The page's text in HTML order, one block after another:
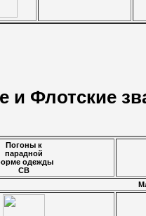
и Флотские
Погоны к
парадной
одежды
CB